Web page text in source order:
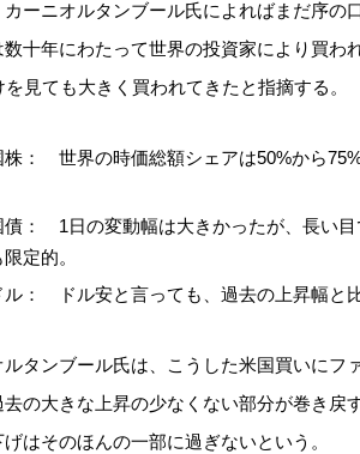
カーニオルタンブール氏によればまだ序の
数十年にわたって世界の投資家により買わ
を見ても大きく買われてきたと指摘する。
株： 世界の時価総額シェアは50%から
債： 1日の変動幅は大きかったが、長い
定的。
ル： ドル安と言っても、過去の上昇幅と比
ルタンブール氏は、こうした米国買いにフ
去の大きな上昇の少なくない部分が巻き戻
はそのほんの一部に過ぎないという。